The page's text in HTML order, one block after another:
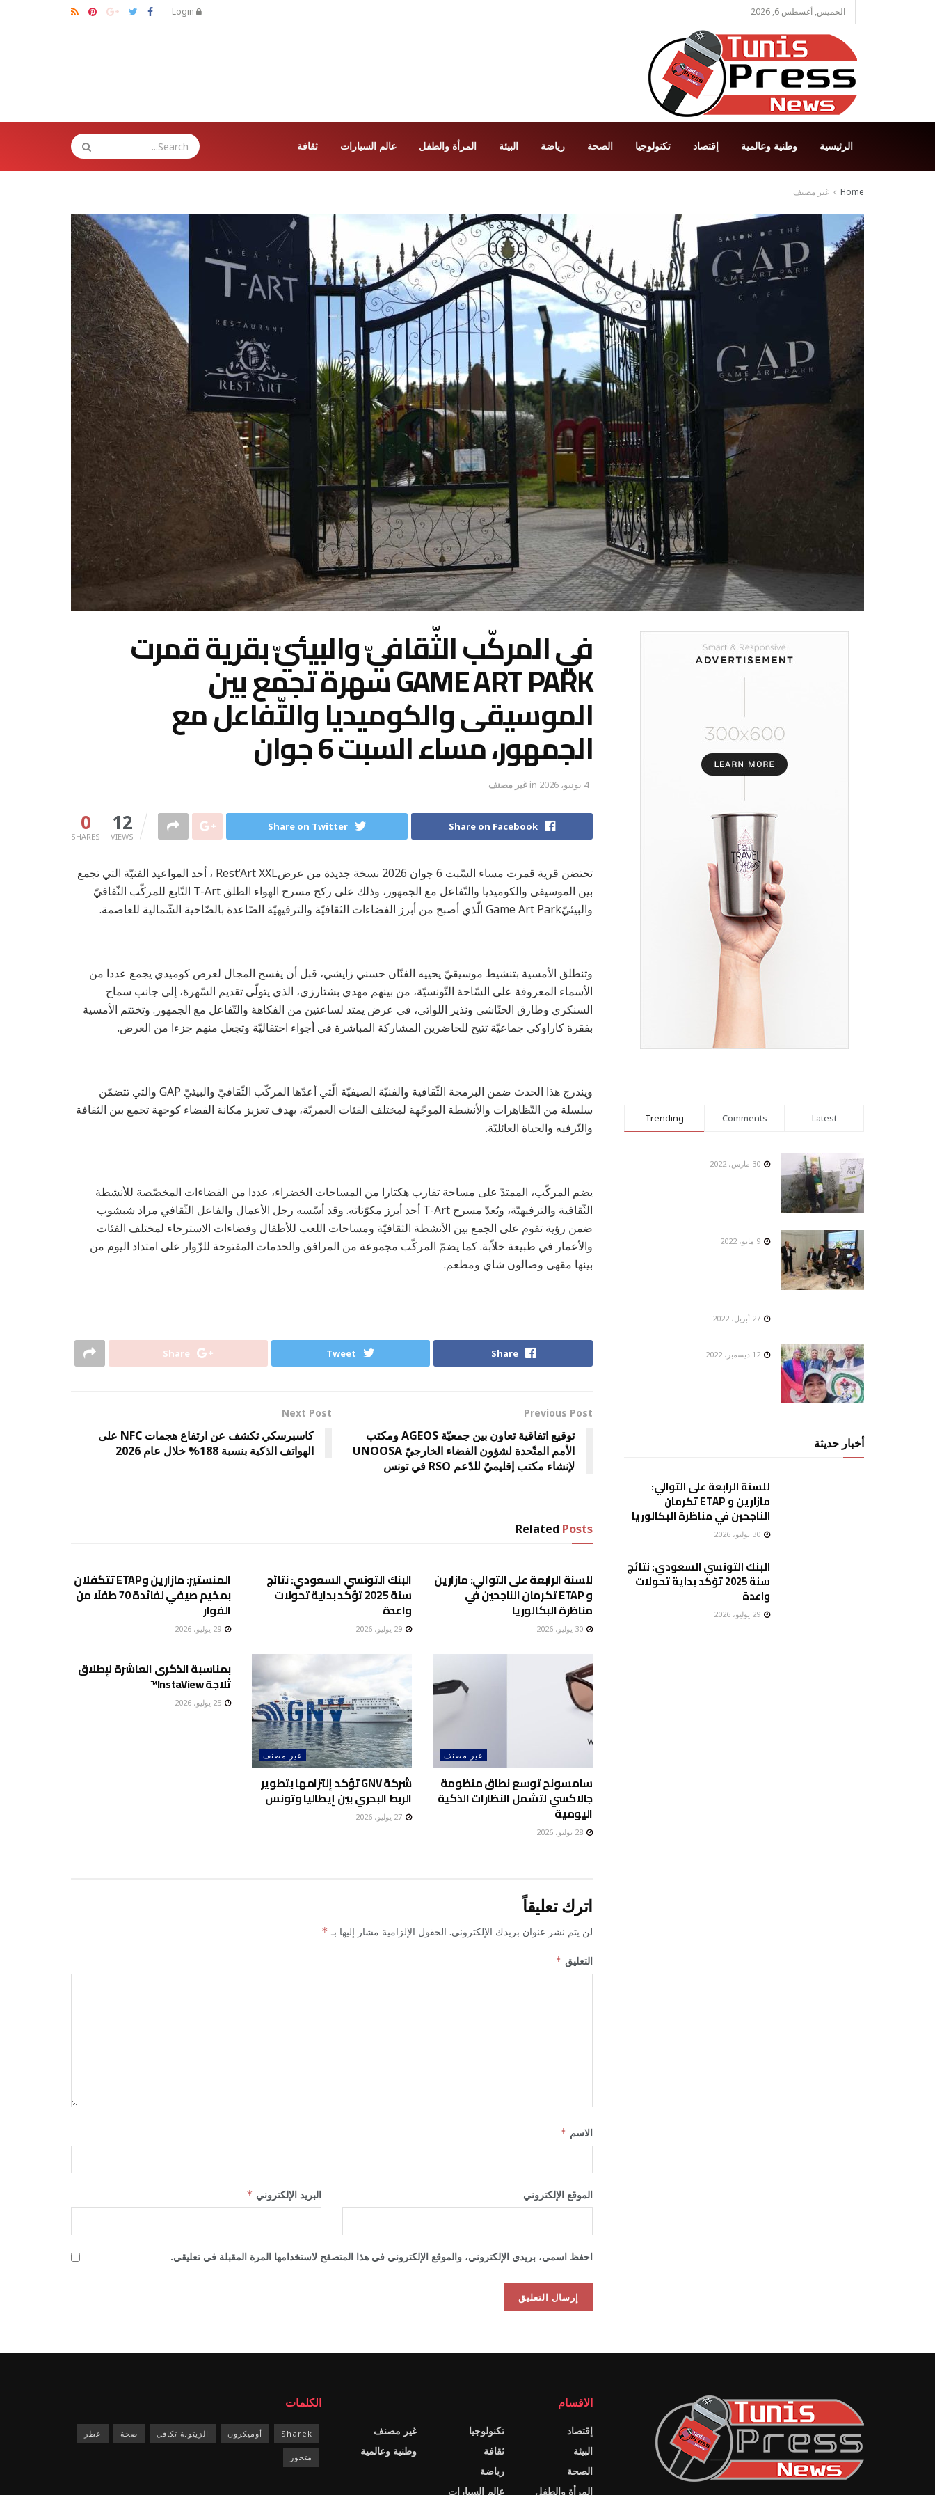
الخميس, أغسطس 6, 2026
الرئيسية وطنية وعالمية إقتصاد تكنولوجيا الصحة رياضة البيئة المرأة والطفل عالم السيارات ثقافة
Home غير مصنف
في المركّب الثّقافيّ والبيئيّ بقرية قمرت
GAME ART PARK سهرة تجمع بين
الموسيقى والكوميديا والتّفاعل مع
الجمهور، مساء السبت 6 جوان
4 يونيو، 2026 in غير مصنف
0
SHARES
12
VIEWS
Share on Facebook
Share on Twitter
تحتضن قرية قمرت مساء السّبت 6 جوان 2026 نسخة جديدة من عرضRest’Art XXL ، أحد المواعيد الفنيّة التي تجمع
بين الموسيقى والكوميديا والتّفاعل مع الجمهور، وذلك على ركح مسرح الهواء الطلق T-Art التّابع للمركّب الثّقافيّ
والبيئيّGame Art Park الّذي أصبح من أبرز الفضاءات الثقافيّة والترفيهيّة الصّاعدة بالضّاحية الشّمالية للعاصمة.
وتنطلق الأمسية بتنشيط موسيقيّ يحييه الفنّان حسني زايشي، قبل أن يفسح المجال لعرض كوميدي يجمع عددا من
الأسماء المعروفة على السّاحة التّونسيّة، من بينهم مهدي بشتارزي، الذي يتولّى تقديم السّهرة، إلى جانب سماح
السنكري وطارق الحنّاشي ونذير اللواتي، في عرض يمتد لساعتين من الفكاهة والتّفاعل مع الجمهور. وتختتم الأمسية
بفقرة كاراوكي جماعيّة تتيح للحاضرين المشاركة المباشرة في أجواء احتفاليّة وتجعل منهم جزءا من العرض.
ويندرج هذا الحدث ضمن البرمجة الثّقافية والفنيّة الصيفيّة الّتي أعدّها المركّب الثّقافيّ والبيئيّ GAP والتي تتضمّن
سلسلة من التّظاهرات والأنشطة الموجّهة لمختلف الفئات العمريّة، بهدف تعزيز مكانة الفضاء كوجهة تجمع بين الثقافة
والتّرفيه والحياة العائليّة.
يضم المركّب، الممتدّ على مساحة تقارب هكتارا من المساحات الخضراء، عددا من الفضاءات المخصّصة للأنشطة
الثّقافية والترفيهيّة، ويُعدّ مسرح T-Art أحد أبرز مكوّناته. وقد أسّسه رجل الأعمال والفاعل الثّقافي مراد شبشوب
ضمن رؤية تقوم على الجمع بين الأنشطة الثقافيّة ومساحات اللعب للأطفال وفضاءات الاسترخاء لمختلف الفئات
والأعمار في طبيعة خلاّبة. كما يضمّ المركّب مجموعة من المرافق والخدمات المفتوحة للزّوار على امتداد اليوم من
بينها مقهى وصالون شاي ومطعم.
Share
Tweet
Share
Previous Post
توقيع اتفاقية تعاون بين جمعيّة AGEOS ومكتب
الأمم المتّحدة لشؤون الفضاء الخارجيّ UNOOSA
لإنشاء مكتب إقليميّ للدّعم RSO في تونس
Next Post
كاسبرسكي تكشف عن ارتفاع هجمات NFC على
الهواتف الذكية بنسبة 188% خلال عام 2026
Related Posts
للسنة الرابعة على التوالي: مازارين
و ETAP تكرمان الناجحين في
مناظرة البكالوريا
البنك التونسي السعودي: نتائج
سنة 2025 تؤكد بداية تحولات
واعدة
المنستير: مازارين وETAP تتكفلان
بمخيم صيفي لفائدة 70 طفلًا من
الفوار
غير مصنف
سامسونج توسع نطاق منظومة
جالاكسي لتشمل النظارات الذكية
اليومية
غير مصنف
شركة GNV تؤكد إلتزامها بتطوير
الربط البحري بين إيطاليا وتونس
بمناسبة الذكرى العاشرة لإطلاق
ثلاجة InstaView™
اترك تعليقاً
لن يتم نشر عنوان بريدك الإلكتروني. الحقول الإلزامية مشار إليها بـ *
التعليق *
الاسم *
البريد الإلكتروني * الموقع الإلكتروني
احفظ اسمي، بريدي الإلكتروني، والموقع الإلكتروني في هذا المتصفح لاستخدامها المرة المقبلة في تعليقي.
Trending Comments Latest
أخبار حديثة
للسنة الرابعة على التوالي:
مازارين و ETAP تكرمان
الناجحين في مناظرة البكالوريا
البنك التونسي السعودي: نتائج
سنة 2025 تؤكد بداية تحولات
واعدة
الاقسام
إقتصاد
البيئة
الصحة
المرأة والطفل
تكنولوجيا
ثقافة
رياضة
عالم السيارات
غير مصنف
وطنية وعالمية
الكلمات
Sharek أوميكرون الزيتونة تكافل صحة عطر
متحور